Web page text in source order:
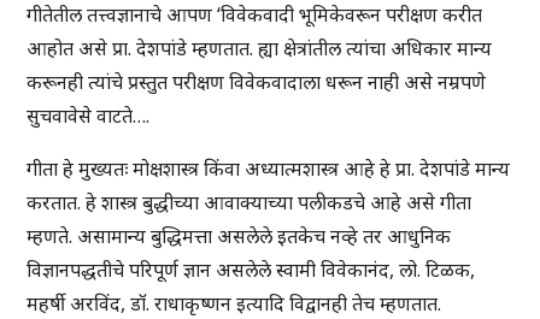
गीतेतील तत्त्वज्ञानाचे आपण ‘विवेकवादी भूमिकेवरून परीक्षण करीत
आहोत असे प्रा. देशपांडे म्हणतात. ह्या क्षेत्रांतील त्यांचा अधिकार मान्य
करूनही त्यांचे प्रस्तुत परीक्षण विवेकवादाला धरून नाही असे नम्रपणे
सुचवावेसे वाटते….
गीता हे मुख्यतः मोक्षशास्त्र किंवा अध्यात्मशास्त्र आहे हे प्रा. देशपांडे मान्य
करतात. हे शास्त्र बुद्धीच्या आवाक्याच्या पलीकडचे आहे असे गीता
म्हणते. असामान्य बुद्धिमत्ता असलेले इतकेच नव्हे तर आधुनिक
विज्ञानपद्धतीचे परिपूर्ण ज्ञान असलेले स्वामी विवेकानंद, लो. टिळक,
महर्षी अरविंद, डॉ. राधाकृष्णन इत्यादि विद्वानही तेच म्हणतात.